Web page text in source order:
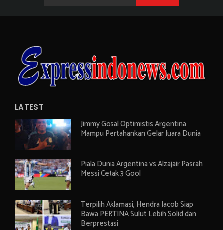
LATEST
Jimmy Gosal Optimistis Argentina
Mampu Pertahankan Gelar Juara Dunia
Piala Dunia Argentina vs Alzajair Pasrah
Messi Cetak 3 Gool
Terpilih Aklamasi, Hendra Jacob Siap
Bawa PERTINA Sulut Lebih Solid dan
Berprestasi